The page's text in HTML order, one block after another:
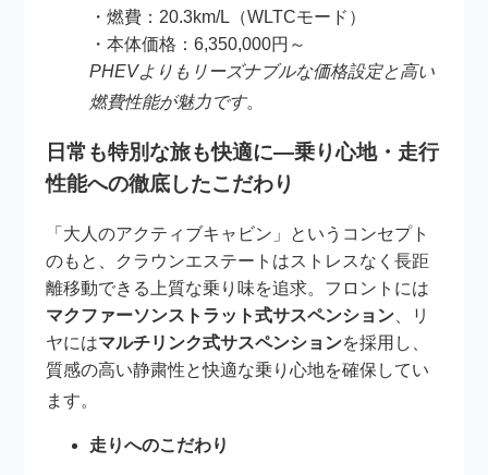
・燃費：20.3km/L（WLTCモード）
・本体価格：6,350,000円～
PHEVよりもリーズナブルな価格設定と高い
燃費性能が魅力です。
日常も特別な旅も快適に—乗り心地・走行
性能への徹底したこだわり
「大人のアクティブキャビン」というコンセプト
のもと、クラウンエステートはストレスなく長距
離移動できる上質な乗り味を追求。フロントには
マクファーソンストラット式サスペンション 、リ
ヤにはマルチリンク式サスペンションを採用し、
質感の高い静粛性と快適な乗り心地を確保してい
ます。
走りへのこだわり